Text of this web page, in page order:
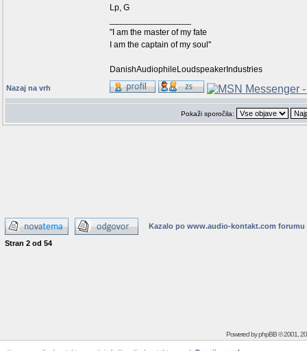
Lp, G
"I am the master of my fate
I am the captain of my soul"
DanishAudiophileLoudspeakerIndustries
Nazaj na vrh
Pokaži sporočila:
Kazalo po www.audio-kontakt.com forumu
Stran 2 od 54
Powered byphpBB© 2001,